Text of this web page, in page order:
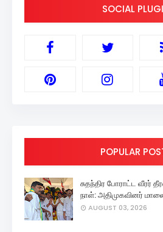
SOCIAL
POPULAR
சுதந்திர போராட்ட வீரர்
நாள்: அதிமுகவினர்
AUGUST 03, 2026